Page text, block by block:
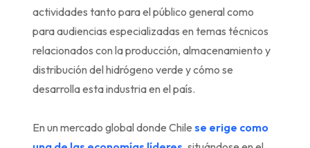
actividades tanto para el público general como
para audiencias especializadas en temas técnicos
relacionados con la producción, almacenamiento y
distribución del hidrógeno verde y cómo se
desarrolla esta industria en el país.
En un mercado global donde Chile se erige como